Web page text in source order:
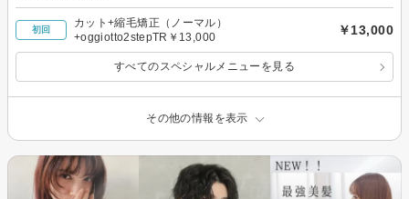
初回
カット+縮毛矯正（ノーマル）
+oggiotto2stepTR￥13,000
￥13,000
すべてのスペシャルメニューを見る
その他の情報を表示